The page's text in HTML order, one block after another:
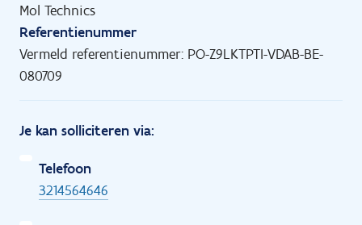
Mol Technics
Referentienummer
Vermeld referentienummer: PO-Z9LKTPTI-VDAB-BE-
080709
Je kan solliciteren via:
Telefoon
3214564646